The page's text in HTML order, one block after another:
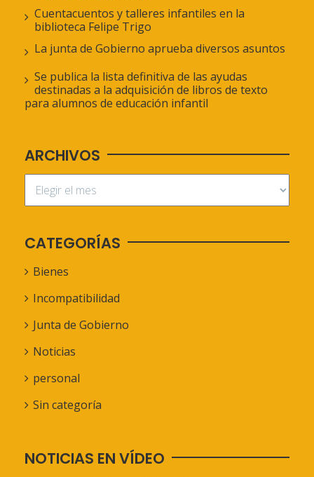
Cuentacuentos y talleres infantiles en la
biblioteca Felipe Trigo
La junta de Gobierno aprueba diversos asuntos
Se publica la lista definitiva de las ayudas
destinadas a la adquisición de libros de texto
para alumnos de educación infantil
ARCHIVOS
CATEGORÍAS
Bienes
Incompatibilidad
Junta de Gobierno
Noticias
personal
Sin categoría
NOTICIAS EN VÍDEO